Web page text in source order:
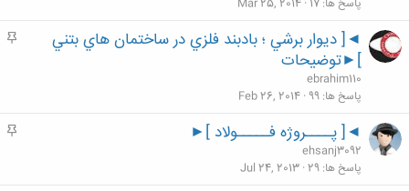
پاسخ ها 17
Mar 25, 2014
م
◄[ ديوار برشي ؛ بادبند فلزي در ساختمان هاي بتني
]►توضيحات
ebrahim110
پاسخ ها 99
Feb 26, 2014
م
◄[ پــــروژه فـــــولاد ]►
ehsanj3092
پاسخ ها 29
Jul 24, 2013